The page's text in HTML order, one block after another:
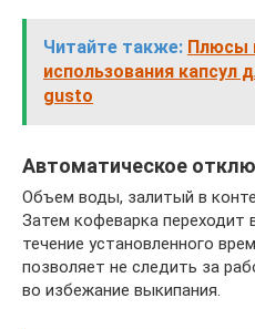
Читайте также: Плюсы
использования
gusto
Автоматическое
Объем воды, залитый в
Затем кофеварка переходит
течение установленного
позволяет не следить за
во избежание выкипания.